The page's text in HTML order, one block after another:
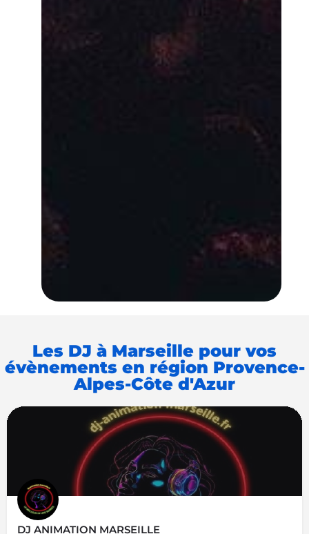
Les DJ à Marseille pour vos
évènements en région Provence-
Alpes-Côte d'Azur
DJ ANIMATION MARSEILLE